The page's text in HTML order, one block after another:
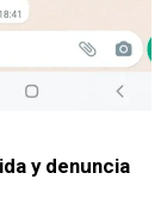
y denuncia